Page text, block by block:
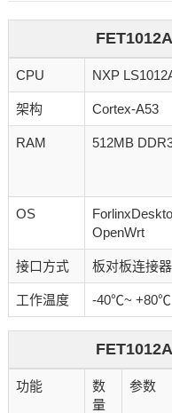
CPU NXP
架构 Cortex-A53
RAM 512MB
OS
OpenWrt
接口方式 板对板连接器
工作温度 -40℃~ +80℃
功能
数
量
参数